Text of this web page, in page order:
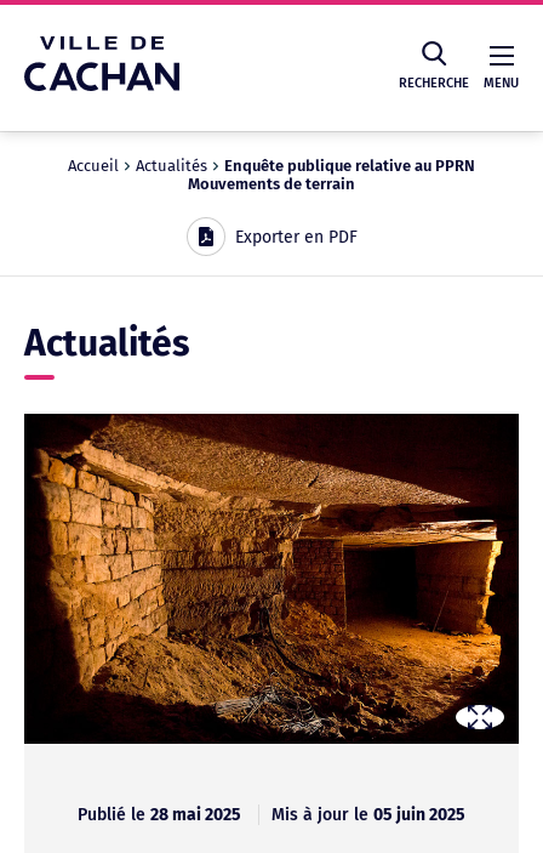
RECHERCHE MENU
Accueil Actualités
Enquête publique relative au PPRN
Mouvements de terrain
Exporter en PDF
Actualités
Publié le 28 mai 2025 Mis à jour le 05 juin 2025
Cookies management panel